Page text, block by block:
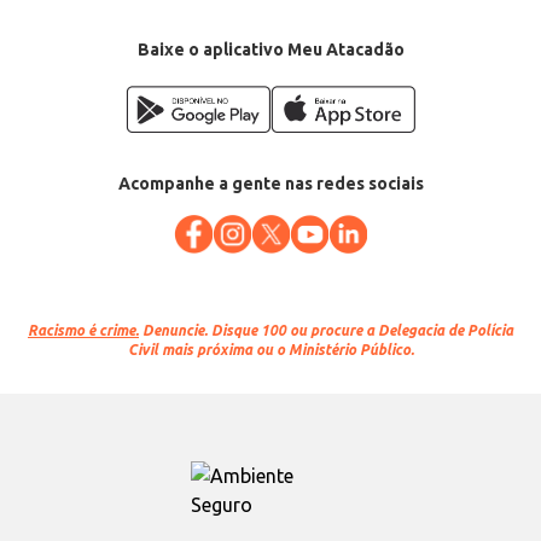
Baixe o aplicativo Meu Atacadão
Acompanhe a gente nas redes sociais
Racismo é crime. Denuncie. Disque 100 ou procure a Delegacia de Polícia
Civil mais próxima ou o Ministério Público.